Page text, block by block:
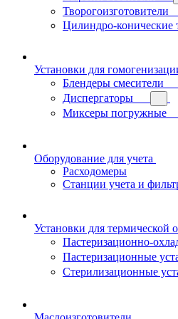
Творогоизготовители
Цилиндро-
Установки для
Блендеры смесители
Диспергаторы
Миксеры погружные
Оборудование для учета
Расходомеры
Станции учета и
Установки для термической
Пастеризационно-
Пастеризационные
Стерилизационные